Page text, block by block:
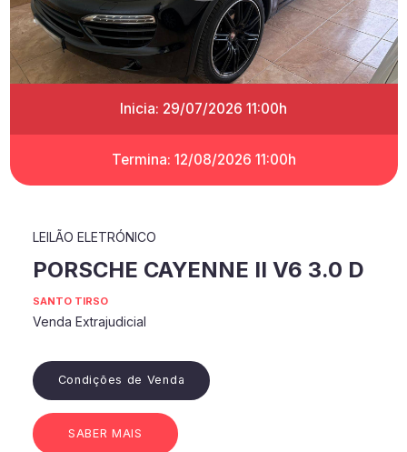
Inicia: 29/07/2026 11:00h
Termina: 12/08/2026 11:00h
LEILÃO ELETRÓNICO
PORSCHE CAYENNE II V6 3.0 D
SANTO TIRSO
Venda Extrajudicial
Condições de Venda
SABER MAIS